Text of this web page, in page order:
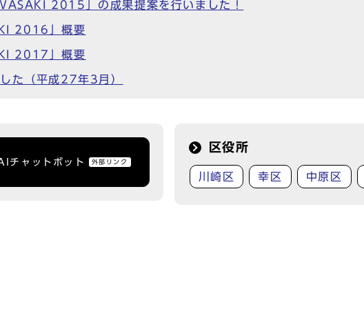
2015」の成果提案を行いました！
2016」概要
2017」概要
た（平成27年3月）
チャットボット 外部リンク
区役所
川崎区 幸区 中原区